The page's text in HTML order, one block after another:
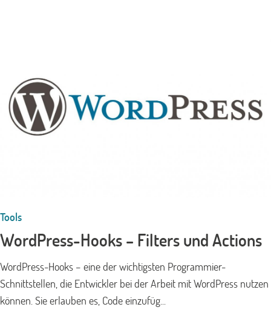
Tools
WordPress-Hooks – Filters und Actions
WordPress-Hooks – eine der wichtigsten Programmier-
Schnittstellen, die Entwickler bei der Arbeit mit WordPress nutzen
können. Sie erlauben es, Code einzufüg...